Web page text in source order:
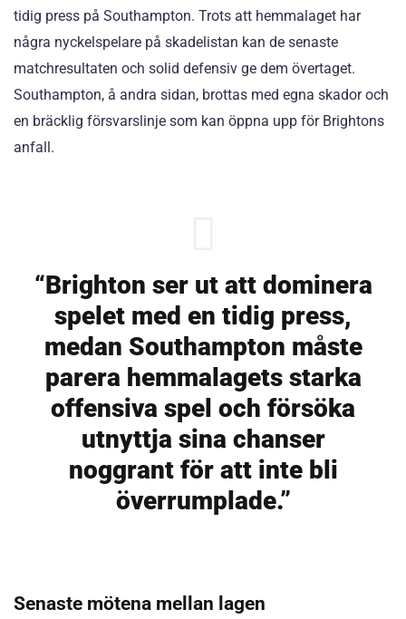
tidig press på Southampton. Trots att hemmalaget har
några nyckelspelare på skadelistan kan de senaste
matchresultaten och solid defensiv ge dem övertaget.
Southampton, å andra sidan, brottas med egna skador och
en bräcklig försvarslinje som kan öppna upp för Brightons
anfall.
“Brighton ser ut att dominera
spelet med en tidig press,
medan Southampton måste
parera hemmalagets starka
offensiva spel och försöka
utnyttja sina chanser
noggrant för att inte bli
överrumplade.”
Senaste mötena mellan lagen